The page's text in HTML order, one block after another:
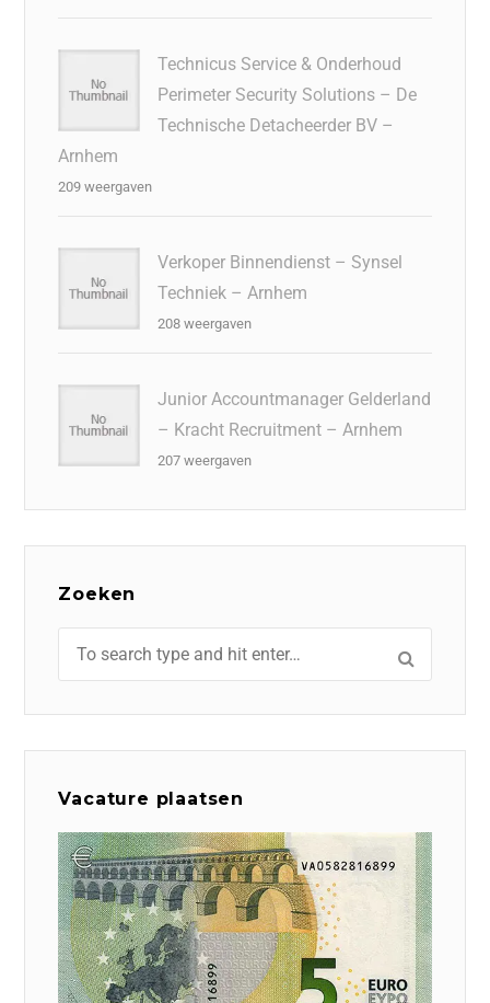
Technicus Service & Onderhoud
Perimeter Security Solutions – De
Technische Detacheerder BV –
Arnhem
209 weergaven
Verkoper Binnendienst – Synsel
Techniek – Arnhem
208 weergaven
Junior Accountmanager Gelderland
– Kracht Recruitment – Arnhem
207 weergaven
Zoeken
Vacature plaatsen